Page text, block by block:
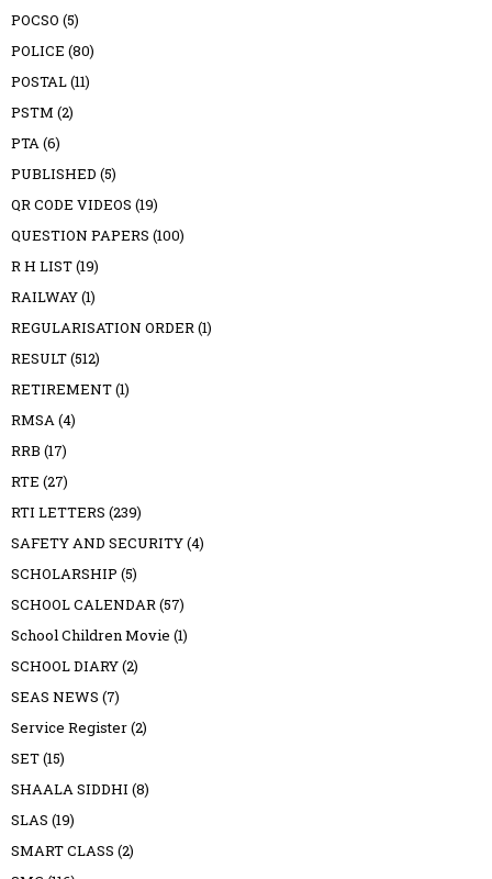
POCSO (5)
POLICE (80)
POSTAL(11)
PSTM (2)
PTA(6)
PUBLISHED (5)
QR CODE VIDEOS (19)
QUESTION PAPERS (100)
R H LIST(19)
RAILWAY(1)
REGULARISATION ORDER(1)
RESULT(512)
RETIREMENT(1)
RMSA(4)
RRB (17)
RTE (27)
RTI LETTERS (239)
SAFETY AND SECURITY(4)
SCHOLARSHIP (5)
SCHOOL CALENDAR(57)
School Children Movie (1)
SCHOOL DIARY(2)
SEAS NEWS (7)
Service Register(2)
SET(15)
SHAALA SIDDHI (8)
SLAS (19)
SMART CLASS (2)